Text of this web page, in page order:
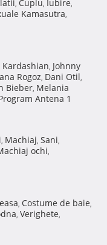
, Cuplu, Iubire,
Kamasutra,
Kardashian, Johnny
Rogoz, Dani Otil,
Bieber, Melania
Antena 1
, Machiaj, Sani,
ochi,
, Costume de baie,
, Verighete,